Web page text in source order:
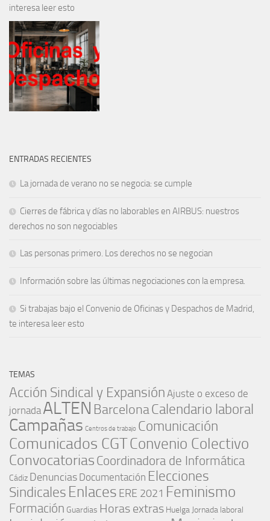
interesa leer esto
ENTRADAS RECIENTES
La jornada de verano no se negocia: se cumple
Cierres de fábrica y días no laborables en AIRBUS: nuestros
derechos no son negociables
Las personas primero. Los derechos no se negocian
Información sobre las últimas negociaciones con la empresa.
Si trabajas bajo el Convenio de Oficinas y Despachos de Madrid,
te interesa leer esto
TEMAS
Acción Sindical y Expansión Ajuste o exceso de
jornada ALTEN BarcelonaCalendario laboral
Campañas Centros de trabajo Comunicación
Comunicados CGTConvenio Colectivo
Convocatorias Coordinadora de Informática
Cádiz Denuncias Documentación Elecciones
Sindicales Enlaces ERE 2021 Feminismo
Formación Guardias Horas extras Huelga Jornada laboral